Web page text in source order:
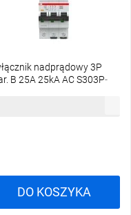
nadprądowy 3P
B 25A 25kA AC S303P-
DO KOSZYKA